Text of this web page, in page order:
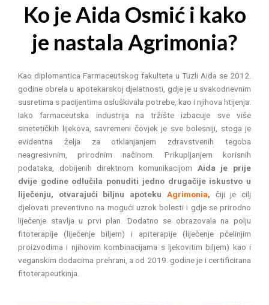
Ko je Aida Osmić i kako
je nastala Agrimonia?
Kao diplomantica Farmaceutskog fakulteta u Tuzli Aida se 2012.
godine obrela u apotekarskoj djelatnosti, gdje je u svakodnevnim
susretima s pacijentima osluškivala potrebe, kao i njihova htijenja.
Iako farmaceutska industrija na tržište izbacuje sve više
sinetetičkih lijekova, savremeni čovjek je sve bolesniji, stoga je
evidentna želja za otklanjanjem zdravstvenih tegoba
neagresivnim, prirodnim načinom. Prikupljanjem korisnih
podataka, dobijenih direktnom komunikacijom Aida je prije
dvije godine odlučila ponuditi jedno drugačije iskustvo u
liječenju, otvarajući biljnu apoteku Agrimonia, čiji je cilj
djelovati preventivno na mogući uzrok bolesti i gdje se prirodno
liječenje stavlja u prvi plan. Dodatno se obrazovala na polju
fitoterapije (liječenje biljem) i apiterapije (liječenje pčelinjim
proizvodima i njihovim kombinacijama s ljekovitim biljem) kao i
veganskim dodacima prehrani, a od 2019. godine je i certificirana
fitoterapeutkinja.